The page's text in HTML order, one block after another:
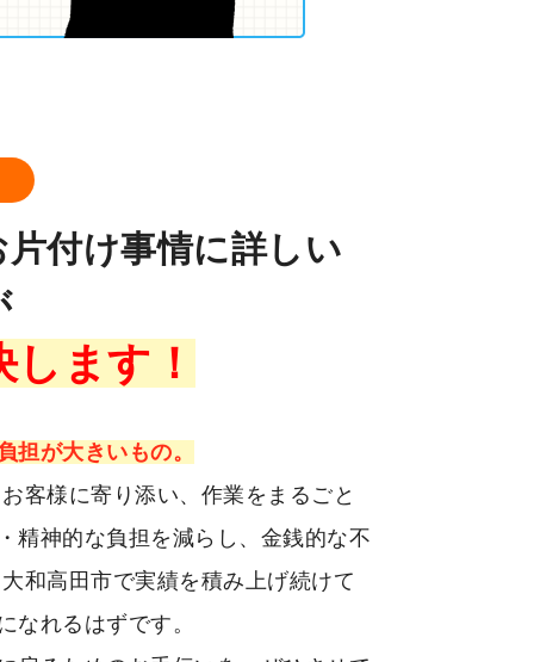
付け事情に詳しい
ます！
担が大きいもの。
客様に寄り添い、作業をまるごと
精神的な負担を減らし、金銭的な不
和高田市で実績を積み上げ続けて
なれるはずです。